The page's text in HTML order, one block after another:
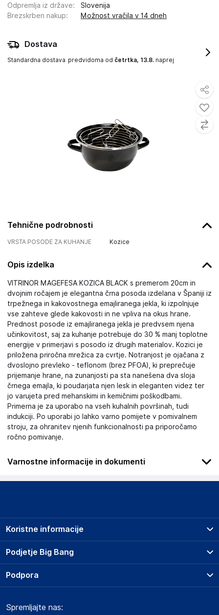
Tehnične podrobnosti
VRSTA POSODE ZA KUHANJE Kozice
Opis izdelka
VITRINOR MAGEFESA KOZICA BLACK s premerom 20cm in
dvojnim ročajem je elegantna črna posoda izdelana v Španiji iz
trpežnega in kakovostnega emajliranega jekla, ki izpolnjuje
vse zahteve glede kakovosti in ne vpliva na okus hrane.
Prednost posode iz emajliranega jekla je predvsem njena
učinkovitost, saj za kuhanje potrebuje do 30 % manj toplotne
energije v primerjavi s posodo iz drugih materialov. Kozici je
priložena priročna mrežica za cvrtje. Notranjost je ojačana z
dvoslojno prevleko - teflonom (brez PFOA), ki preprečuje
prijemanje hrane, na zunanjosti pa sta nanešena dva sloja
črnega emajla, ki poudarjata njen lesk in eleganten videz ter
jo varujeta pred mehanskimi in kemičnimi poškodbami.
Primerna je za uporabo na vseh kuhalnih površinah, tudi
indukciji. Po uporabi jo lahko varno pomijete v pomivalnem
stroju, za ohranitev njenih funkcionalnosti pa priporočamo
ročno pomivanje.
Varnostne informacije in dokumenti
Podatki o proizvajalcu
KRISTAL d.o.o. Rence
Slovenija
Gospodarski subjekt s sedežem v EU, ki zagotavlja skladnost
izdelka z zahtevanimi predpisi.
Odpremlja iz države:
Slovenija
Brezskrben nakup: Možnost vračila v 14 dneh
Dostava
Standardna dostava predvidoma od četrtka, 13.8. naprej
Podjetje Big Bang
O podjetju
Obvestila za javnost
Koristne informacije
Prodajna mesta
Storitve
Dostava, vnos in odvoz
Podpora
Marketplace
Spremljajte nas: